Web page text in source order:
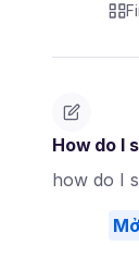
How do I
how do I